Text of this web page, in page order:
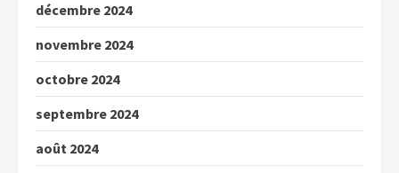
décembre 2024
novembre 2024
octobre 2024
septembre 2024
août 2024